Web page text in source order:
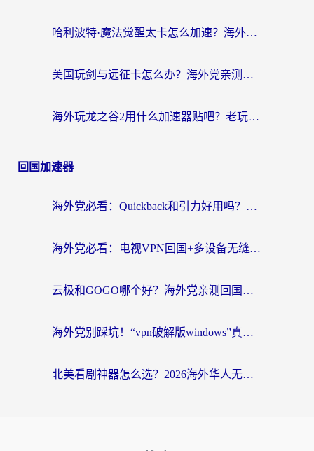
哈利波特·魔法觉醒太卡怎么加速？海外党亲测有效的国服游戏加速指南
美国玩剑与远征卡怎么办？海外党亲测有效的国服游戏加速指南
海外玩龙之谷2用什么加速器贴吧？老玩家实测推荐，附新加坡猎魂觉醒国外剑与远征加速攻略
回国加速器
海外党必看：Quickback和引力好用吗？3分钟搞懂回国加速器怎么选
海外党必看：电视VPN回国+多设备无缝访问国内资源的实用指南
云极和GOGO哪个好？海外党亲测回国加速器选择指南（附iOS免费&Windows VPN实用技巧）
海外党别踩坑！“vpn破解版windows”真的能用？教你选对回国加速器无缝刷国内资源
北美看剧神器怎么选？2026海外华人无缝访问国内资源全攻略